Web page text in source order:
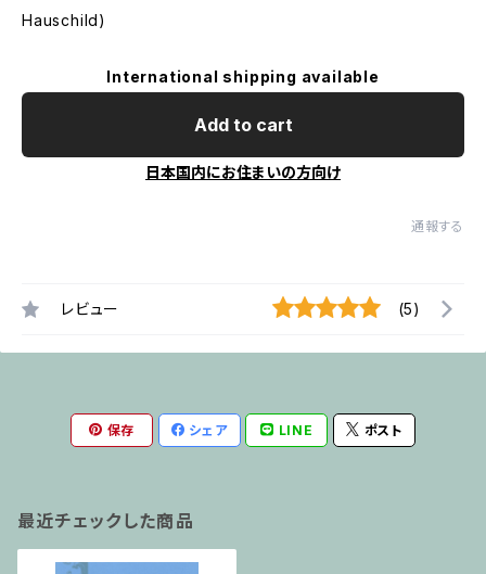
Hauschild)
International shipping available
Add to cart
日本国内にお住まいの方向け
通報する
レビュー (5)
保存 シェア LINE ポスト
最近チェックした商品